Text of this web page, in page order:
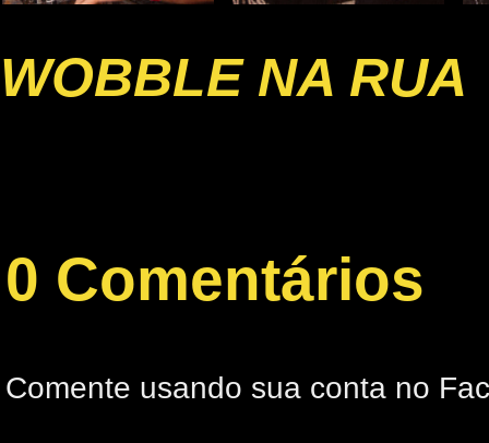
WOBBLE NA RUA
0 Comentários
Comente usando sua conta no